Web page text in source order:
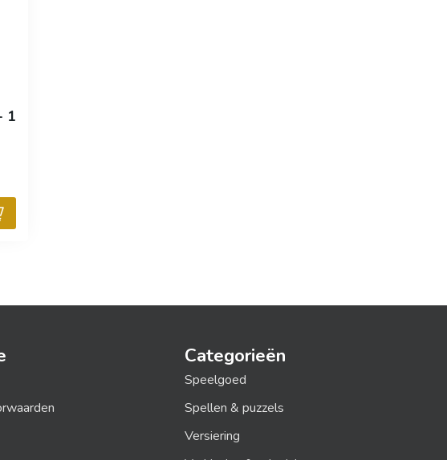
1
Categorieën
Speelgoed
Spellen & puzzels
Versiering